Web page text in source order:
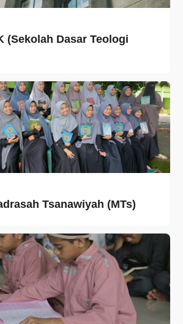
(Sekolah Dasar Teologi
Tsanawiyah (MTs)